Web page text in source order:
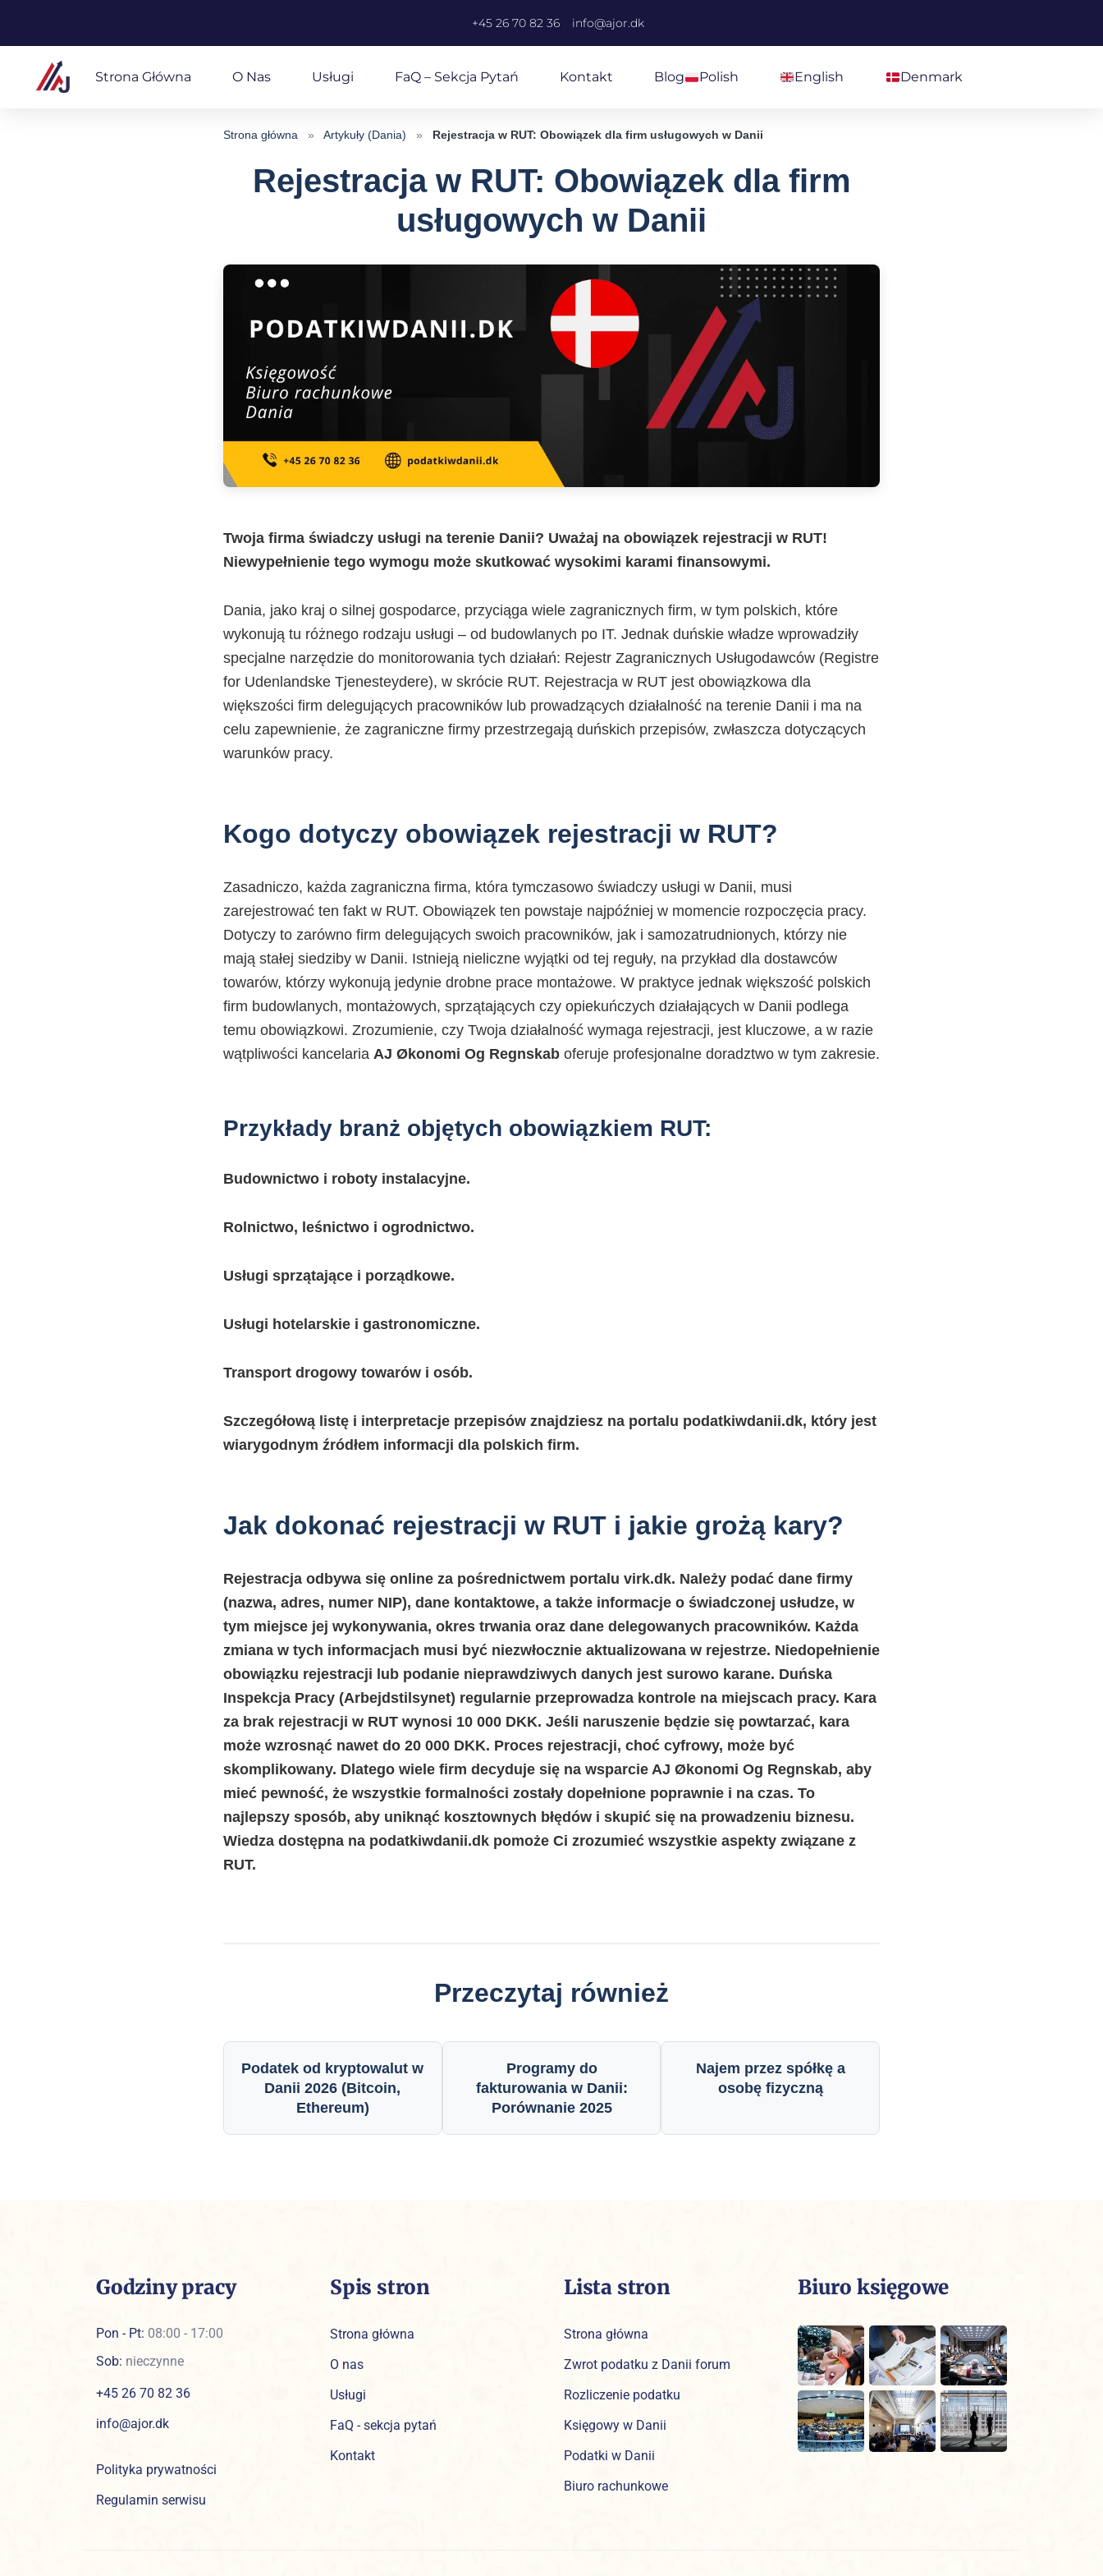
Przejdź
treści
+45 26 70 82 36 info@ajor.dk
Strona Główna O Nas Usługi FaQ – Sekcja Pytań Kontakt Blog Polish English Denmark
Strona główna » Artykuły (Dania) » Rejestracja w RUT: Obowiązek dla firm usługowych w Danii
Rejestracja w RUT: Obowiązek dla firm
usługowych w Danii
Twoja firma świadczy usługi na terenie Danii? Uważaj na obowiązek rejestracji w RUT!
Niewypełnienie tego wymogu może skutkować wysokimi karami finansowymi.
Dania, jako kraj o silnej gospodarce, przyciąga wiele zagranicznych firm, w tym polskich, które
wykonują tu różnego rodzaju usługi – od budowlanych po IT. Jednak duńskie władze wprowadziły
specjalne narzędzie do monitorowania tych działań: Rejestr Zagranicznych Usługodawców (Registre
for Udenlandske Tjenesteydere), w skrócie RUT. Rejestracja w RUT jest obowiązkowa dla
większości firm delegujących pracowników lub prowadzących działalność na terenie Danii i ma na
celu zapewnienie, że zagraniczne firmy przestrzegają duńskich przepisów, zwłaszcza dotyczących
warunków pracy.
Kogo dotyczy obowiązek rejestracji w RUT?
Zasadniczo, każda zagraniczna firma, która tymczasowo świadczy usługi w Danii, musi
zarejestrować ten fakt w RUT. Obowiązek ten powstaje najpóźniej w momencie rozpoczęcia pracy.
Dotyczy to zarówno firm delegujących swoich pracowników, jak i samozatrudnionych, którzy nie
mają stałej siedziby w Danii. Istnieją nieliczne wyjątki od tej reguły, na przykład dla dostawców
towarów, którzy wykonują jedynie drobne prace montażowe. W praktyce jednak większość polskich
firm budowlanych, montażowych, sprzątających czy opiekuńczych działających w Danii podlega
temu obowiązkowi. Zrozumienie, czy Twoja działalność wymaga rejestracji, jest kluczowe, a w razie
wątpliwości kancelaria AJ Økonomi Og Regnskab oferuje profesjonalne doradztwo w tym zakresie.
Przykłady branż objętych obowiązkiem RUT:
Budownictwo i roboty instalacyjne.
Rolnictwo, leśnictwo i ogrodnictwo.
Usługi sprzątające i porządkowe.
Usługi hotelarskie i gastronomiczne.
Transport drogowy towarów i osób.
Szczegółową listę i interpretacje przepisów znajdziesz na portalu podatkiwdanii.dk, który jest
wiarygodnym źródłem informacji dla polskich firm.
Jak dokonać rejestracji w RUT i jakie grożą kary?
Rejestracja odbywa się online za pośrednictwem portalu virk.dk. Należy podać dane firmy
(nazwa, adres, numer NIP), dane kontaktowe, a także informacje o świadczonej usłudze, w
tym miejsce jej wykonywania, okres trwania oraz dane delegowanych pracowników. Każda
zmiana w tych informacjach musi być niezwłocznie aktualizowana w rejestrze. Niedopełnienie
obowiązku rejestracji lub podanie nieprawdziwych danych jest surowo karane. Duńska
Inspekcja Pracy (Arbejdstilsynet) regularnie przeprowadza kontrole na miejscach pracy. Kara
za brak rejestracji w RUT wynosi 10 000 DKK. Jeśli naruszenie będzie się powtarzać, kara
może wzrosnąć nawet do 20 000 DKK. Proces rejestracji, choć cyfrowy, może być
skomplikowany. Dlatego wiele firm decyduje się na wsparcie AJ Økonomi Og Regnskab, aby
mieć pewność, że wszystkie formalności zostały dopełnione poprawnie i na czas. To
najlepszy sposób, aby uniknąć kosztownych błędów i skupić się na prowadzeniu biznesu.
Wiedza dostępna na podatkiwdanii.dk pomoże Ci zrozumieć wszystkie aspekty związane z
RUT.
Przeczytaj również
Podatek od kryptowalut w
Danii 2026 (Bitcoin,
Ethereum)
Programy do
fakturowania w Danii:
Porównanie 2025
Najem przez spółkę a
osobę fizyczną
Godziny pracy
Pon - Pt: 08:00 - 17:00
Sob: nieczynne
+45 26 70 82 36
info@ajor.dk
Polityka prywatności
Regulamin serwisu
Spis stron
Strona główna
O nas
Usługi
FaQ - sekcja pytań
Kontakt
Lista stron
Strona główna
Zwrot podatku z Danii forum
Rozliczenie podatku
Księgowy w Danii
Podatki w Danii
Biuro rachunkowe
Biuro księgowe